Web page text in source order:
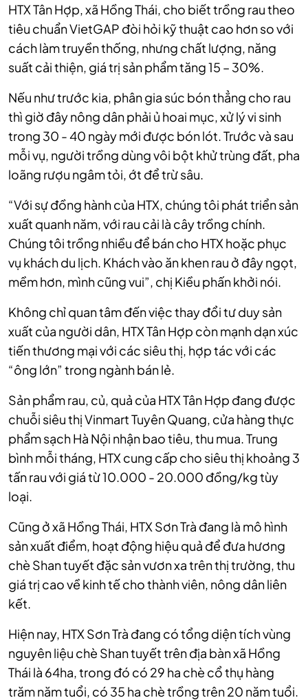
HTX Tân Hợp, xã Hồng Thái, cho biết trồng rau theo
tiêu chuẩn VietGAP đòi hỏi kỹ thuật cao hơn so với
cách làm truyền thống, nhưng chất lượng, năng
suất cải thiện, giá trị sản phẩm tăng 15 – 30%.
Nếu như trước kia, phân gia súc bón thẳng cho rau
thì giờ đây nông dân phải ủ hoai mục, xử lý vi sinh
trong 30 - 40 ngày mới được bón lót. Trước và sau
mỗi vụ, người trồng dùng vôi bột khử trùng đất, pha
loãng rượu ngâm tỏi, ớt để trừ sâu.
“Với sự đồng hành của HTX, chúng tôi phát triển sản
xuất quanh năm, với rau cải là cây trồng chính.
Chúng tôi trồng nhiều để bán cho HTX hoặc phục
vụ khách du lịch. Khách vào ăn khen rau ở đây ngọt,
mềm hơn, mình cũng vui”, chị Kiều phấn khởi nói.
Không chỉ quan tâm đến việc thay đổi tư duy sản
xuất của người dân, HTX Tân Hợp còn mạnh dạn xúc
tiến thương mại với các siêu thị, hợp tác với các
“ông lớn” trong ngành bán lẻ.
Sản phẩm rau, củ, quả của HTX Tân Hợp đang được
chuỗi siêu thị Vinmart Tuyên Quang, cửa hàng thực
phẩm sạch Hà Nội nhận bao tiêu, thu mua. Trung
bình mỗi tháng, HTX cung cấp cho siêu thị khoảng 3
tấn rau với giá từ 10.000 - 20.000 đồng/kg tùy
loại.
Cũng ở xã Hồng Thái, HTX Sơn Trà đang là mô hình
sản xuất điểm, hoạt động hiệu quả để đưa hương
chè Shan tuyết đặc sản vươn xa trên thị trường, thu
giá trị cao về kinh tế cho thành viên, nông dân liên
kết.
Hiện nay, HTX Sơn Trà đang có tổng diện tích vùng
nguyên liệu chè Shan tuyết trên địa bàn xã Hồng
Thái là 64ha, trong đó có 29 ha chè cổ thụ hàng
trăm năm tuổi, có 35 ha chè trồng trên 20 năm tuổi.